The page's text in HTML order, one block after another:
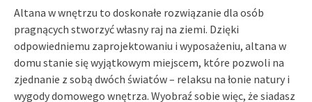
Altana w wnętrzu to doskonałe rozwiązanie dla osób
pragnących stworzyć własny raj na ziemi. Dzięki
odpowiedniemu zaprojektowaniu i wyposażeniu, altana w
domu stanie się wyjątkowym miejscem, które pozwoli na
zjednanie z sobą dwóch światów – relaksu na łonie natury i
wygody domowego wnętrza. Wyobraź sobie więc, że siadasz